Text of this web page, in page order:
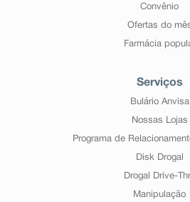
Convênio
Ofertas do
Farmácia
Serviços
Bulário Anvisa
Nossas Lojas
Programa de
Disk Drogal
Drogal Drive-
Manipulação